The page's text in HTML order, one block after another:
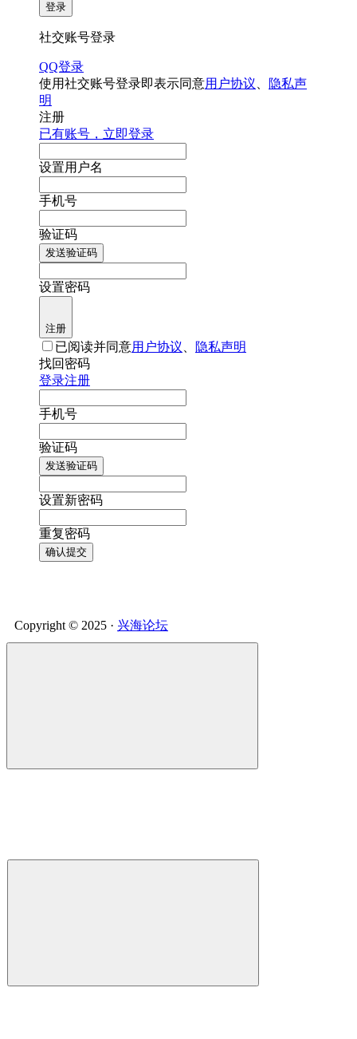
登录
社交账号登录
QQ登录
使用社交账号登录即表示同意用户协议
隐私声
明
注册
已有账号，立即登录
设置用户名
手机号
验证码
发送验证码
设置密码
注册
已阅读并同意用户协议
隐私声明
找回密码
登录注册
手机号
验证码
发送验证码
设置新密码
重复密码
确认提交
Copyright © 2025 · 兴海论坛